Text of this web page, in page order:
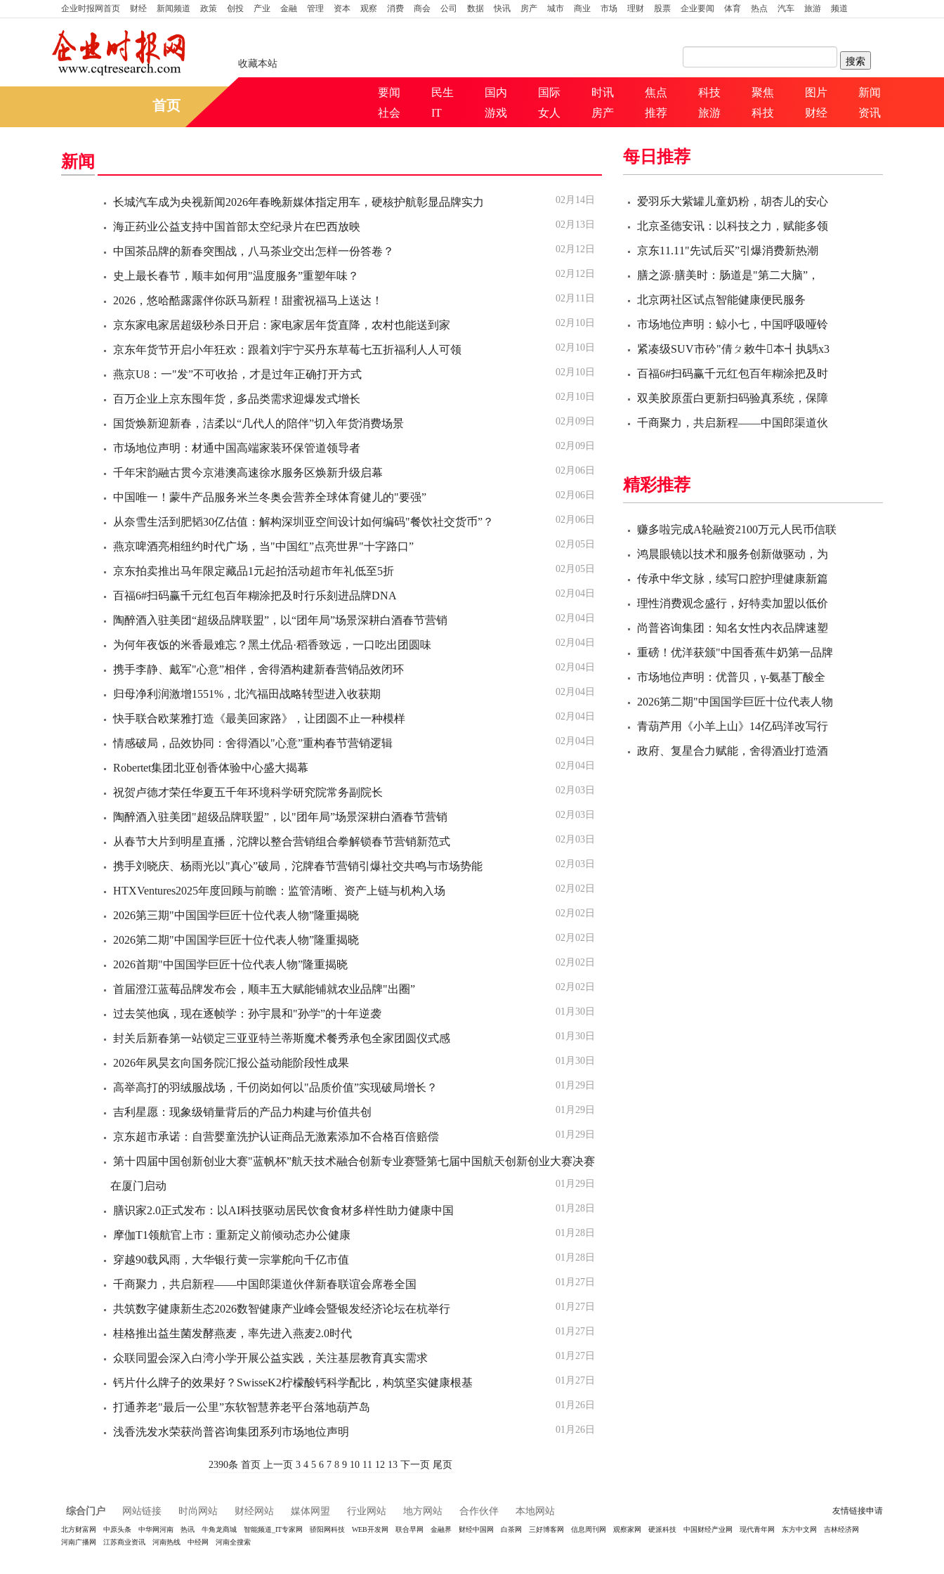
企业时报网首页 财经 新闻频道 政策 创投 产业 金融 管理 资本 观察 消费 商会 公司 数据 快讯 房产 城市 商业 市场 理财 股票 企业要闻 体育 热点 汽车 旅游 频道
收藏本站
首页
要闻 民生 国内 国际 时讯 焦点 科技 聚焦 图片
新闻
社会
IT 游戏 女人 房产 推荐 旅游 科技 财经 资讯
新闻
长城汽车成为央视新闻2026年春晚新媒体指定用车，硬核护航彰显品牌实力 02月14日
海正药业公益支持中国首部太空纪录片在巴西放映 02月13日
中国茶品牌的新春突围战，八马茶业交出怎样一份答卷？ 02月12日
史上最长春节，顺丰如何用"温度服务”重塑年味？ 02月12日
2026，悠哈酷露露伴你跃马新程！甜蜜祝福马上送达！ 02月11日
京东家电家居超级秒杀日开启：家电家居年货直降，农村也能送到家 02月10日
京东年货节开启小年狂欢：跟着刘宇宁买丹东草莓七五折福利人人可领 02月10日
燕京U8：一"发”不可收拾，才是过年正确打开方式 02月10日
百万企业上京东囤年货，多品类需求迎爆发式增长 02月10日
国货焕新迎新春，洁柔以“几代人的陪伴”切入年货消费场景 02月09日
市场地位声明：材通中国高端家装环保管道领导者 02月09日
千年宋韵融古贯今京港澳高速徐水服务区焕新升级启幕 02月06日
中国唯一！蒙牛产品服务米兰冬奥会营养全球体育健儿的"要强” 02月06日
从奈雪生活到肥韬30亿估值：解构深圳亚空间设计如何编码"餐饮社交货币”？ 02月06日
燕京啤酒亮相纽约时代广场，当"中国红”点亮世界"十字路口” 02月05日
京东拍卖推出马年限定藏品1元起拍活动超市年礼低至5折 02月05日
百福6#扫码赢千元红包百年糊涂把及时行乐刻进品牌DNA 02月04日
陶醉酒入驻美团“超级品牌联盟”，以“团年局”场景深耕白酒春节营销 02月04日
为何年夜饭的米香最难忘？黑土优品·稻香致远，一口吃出团圆味 02月04日
携手李静、戴军"心意”相伴，舍得酒构建新春营销品效闭环 02月04日
归母净利润激增1551%，北汽福田战略转型进入收获期 02月04日
快手联合欧莱雅打造《最美回家路》，让团圆不止一种模样 02月04日
情感破局，品效协同：舍得酒以"心意”重构春节营销逻辑 02月04日
Robertet集团北亚创香体验中心盛大揭幕 02月04日
祝贺卢德才荣任华夏五千年环境科学研究院常务副院长 02月03日
陶醉酒入驻美团"超级品牌联盟”，以"团年局”场景深耕白酒春节营销 02月03日
从春节大片到明星直播，沱牌以整合营销组合拳解锁春节营销新范式 02月03日
携手刘晓庆、杨雨光以"真心”破局，沱牌春节营销引爆社交共鸣与市场势能 02月03日
HTXVentures2025年度回顾与前瞻：监管清晰、资产上链与机构入场 02月02日
2026第三期"中国国学巨匠十位代表人物”隆重揭晓 02月02日
2026第二期"中国国学巨匠十位代表人物”隆重揭晓 02月02日
2026首期"中国国学巨匠十位代表人物”隆重揭晓 02月02日
首届澄江蓝莓品牌发布会，顺丰五大赋能铺就农业品牌"出圈” 02月02日
过去笑他疯，现在逐帧学：孙宇晨和"孙学”的十年逆袭 01月30日
封关后新春第一站锁定三亚亚特兰蒂斯魔术餐秀承包全家团圆仪式感 01月30日
2026年夙昊玄向国务院汇报公益动能阶段性成果 01月30日
高举高打的羽绒服战场，千仞岗如何以"品质价值”实现破局增长？ 01月29日
吉利星愿：现象级销量背后的产品力构建与价值共创 01月29日
京东超市承诺：自营婴童洗护认证商品无激素添加不合格百倍赔偿 01月29日
第十四届中国创新创业大赛"蓝帆杯”航天技术融合创新专业赛暨第七届中国航天创新创业大赛决赛
在厦门启动 01月29日
膳识家2.0正式发布：以AI科技驱动居民饮食食材多样性助力健康中国 01月28日
摩伽T1领航官上市：重新定义前倾动态办公健康 01月28日
穿越90载风雨，大华银行黄一宗掌舵向千亿市值 01月28日
千商聚力，共启新程——中国郎渠道伙伴新春联谊会席卷全国 01月27日
共筑数字健康新生态2026数智健康产业峰会暨银发经济论坛在杭举行 01月27日
桂格推出益生菌发酵燕麦，率先进入燕麦2.0时代 01月27日
众联同盟会深入白湾小学开展公益实践，关注基层教育真实需求 01月27日
钙片什么牌子的效果好？SwisseK2柠檬酸钙科学配比，构筑坚实健康根基 01月27日
打通养老"最后一公里”东软智慧养老平台落地葫芦岛 01月26日
浅香洗发水荣获尚普咨询集团系列市场地位声明 01月26日
2390条 首页 上一页 3 4 5 6 7 8 9 10 11 12 13 下一页 尾页
每日推荐
爱羽乐大紫罐儿童奶粉，胡杏儿的安心
北京圣德安讯：以科技之力，赋能多领
京东11.11"先试后买”引爆消费新热潮
膳之源·膳美时：肠道是"第二大脑”，
北京两社区试点智能健康便民服务
市场地位声明：鲸小七，中国呼吸哑铃
紧凑级SUV市砛"倩ㄆ敕牛本┫执鷌x3
百福6#扫码赢千元红包百年糊涂把及时
双美胶原蛋白更新扫码验真系统，保障
千商聚力，共启新程——中国郎渠道伙
精彩推荐
赚多啦完成A轮融资2100万元人民币信联
鸿晨眼镜以技术和服务创新做驱动，为
传承中华文脉，续写口腔护理健康新篇
理性消费观念盛行，好特卖加盟以低价
尚普咨询集团：知名女性内衣品牌速塑
重磅！优洋获颁"中国香蕉牛奶第一品牌
市场地位声明：优普贝，γ-氨基丁酸全
2026第二期"中国国学巨匠十位代表人物
青葫芦用《小羊上山》14亿码洋改写行
政府、复星合力赋能，舍得酒业打造酒
友情链接申请
综合门户 网站链接 时尚网站 财经网站 媒体网盟 行业网站 地方网站 合作伙伴 本地网站
北方财富网 中原头条 中华网河南 热讯 牛角龙商城 智能频道_IT专家网 骄阳网科技 WEB开发网 联合早网 金融界 财经中国网 白茶网 三好博客网 信息周刊网 观察家网 硬派科技 中国财经产业网 现代青年网 东方中文网
吉林经济网
河南广播网
江苏商业资讯 河南热线 中经网 河南全搜索